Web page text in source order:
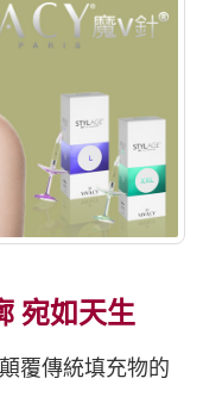
宛如天生
傳統填充物的